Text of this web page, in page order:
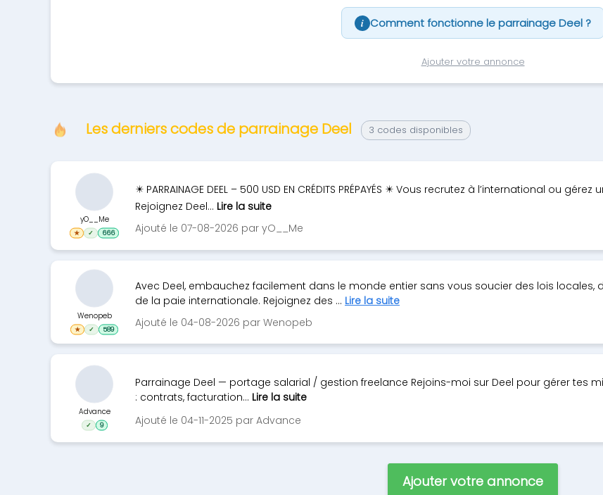
i Comment fonctionne le parrainage Deel ?
Ajouter votre annonce
Les derniers codes de parrainage Deel 3 codes disponibles
✴️ PARRAINAGE DEEL – 500 USD EN CRÉDITS PRÉPAYÉS ✴️ Vous recrutez à l’international ou
Rejoignez Deel... Lire la suite
Ajouté le 07-08-2026 par yO__Me
yO__Me
★ ✓ 666
Avec Deel, embauchez facilement dans le monde entier sans vous soucier des lois locales,
de la paie internationale. Rejoignez des ... Lire la suite
Ajouté le 04-08-2026 par Wenopeb
Wenopeb
★ ✓ 589
Parrainage Deel — portage salarial / gestion freelance Rejoins-moi sur Deel pour gérer tes
: contrats, facturation... Lire la suite
Ajouté le 04-11-2025 par Advance
Advance
✓ 9
Ajouter votre annonce